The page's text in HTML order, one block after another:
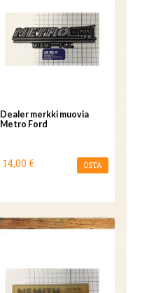
Dealer merkki muovia
Metro Ford
14,00 € OSTA